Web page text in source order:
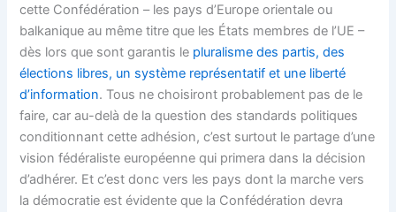
cette Confédération – les pays d’Europe orientale ou
balkanique au même titre que les États membres de l’UE –
dès lors que sont garantis le pluralisme des partis, des
élections libres, un système représentatif et une liberté
d’information. Tous ne choisiront probablement pas de le
faire, car au-delà de la question des standards politiques
conditionnant cette adhésion, c’est surtout le partage d’une
vision fédéraliste européenne qui primera dans la décision
d’adhérer. Et c’est donc vers les pays dont la marche vers
la démocratie est évidente que la Confédération devra